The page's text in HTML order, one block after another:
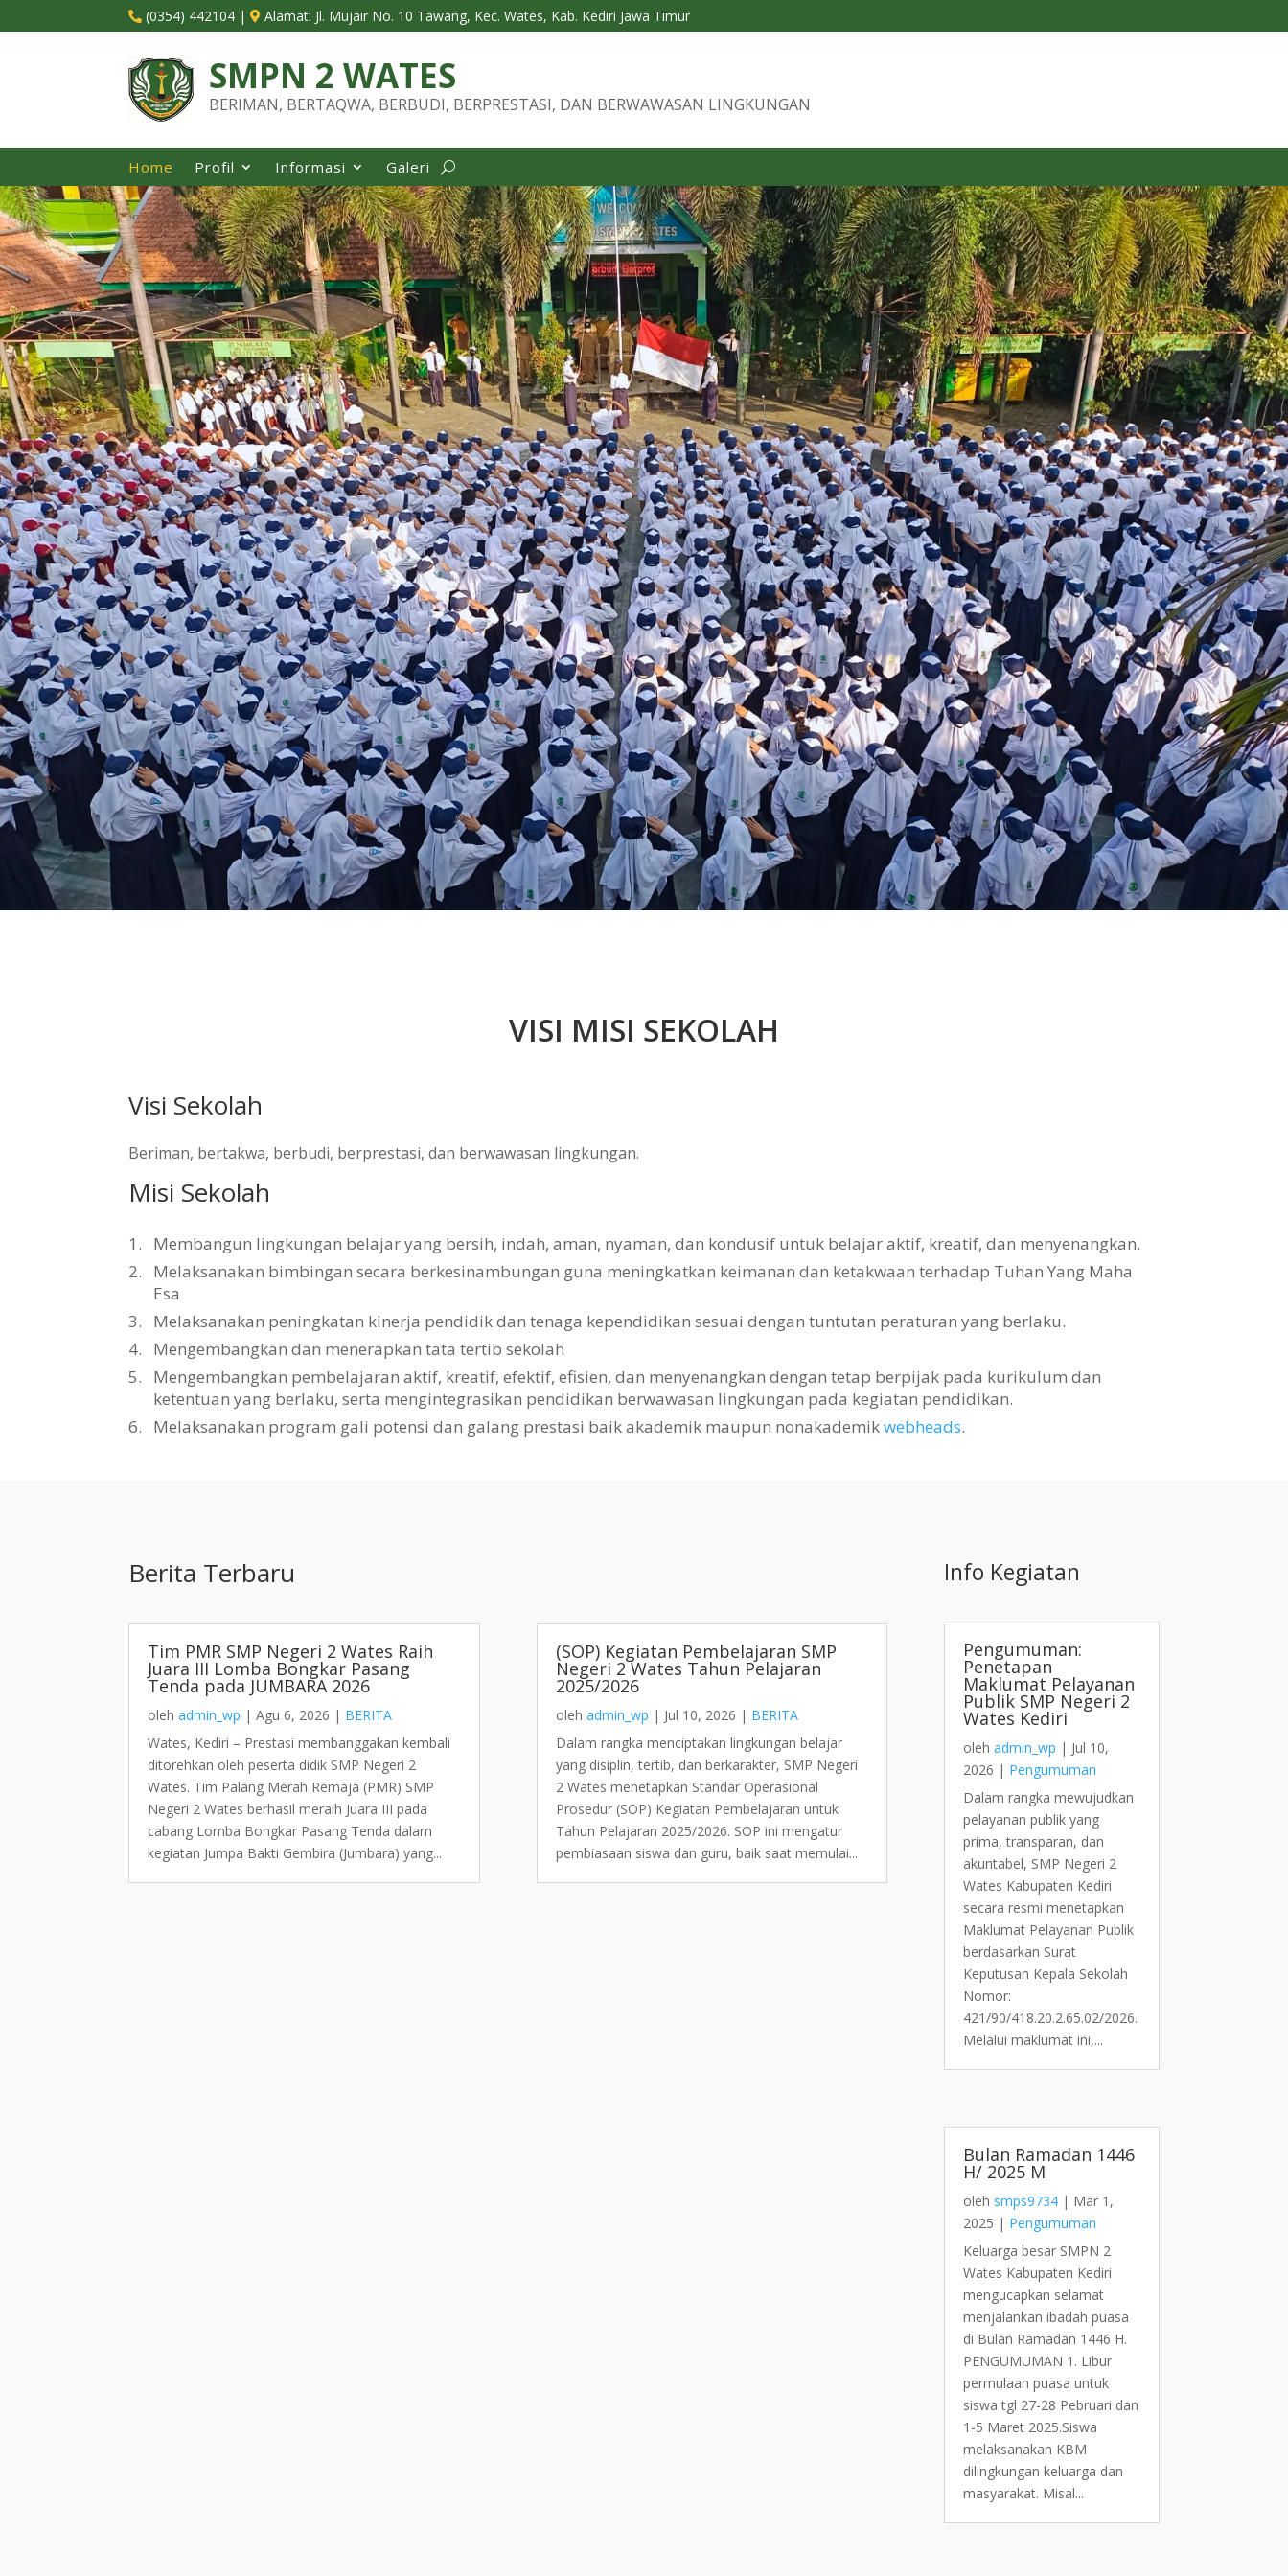
 (0354) 442104 | Alamat: Jl. Mujair No. 10 Tawang, Kec. Wates, Kab. Kediri Jawa Timur
SMPN 2 WATES
BERIMAN, BERTAQWA, BERBUDI, BERPRESTASI, DAN BERWAWASAN LINGKUNGAN
Home Profil Informasi Galeri
VISI MISI SEKOLAH
Visi Sekolah
Beriman, bertakwa, berbudi, berprestasi, dan berwawasan lingkungan.
Misi Sekolah
1.
Membangun lingkungan belajar yang bersih, indah, aman, nyaman, dan kondusif untuk belajar aktif, kreatif, dan menyenangkan.
2.
Melaksanakan bimbingan secara berkesinambungan guna meningkatkan keimanan dan ketakwaan terhadap Tuhan Yang Maha
Esa
3.
Melaksanakan peningkatan kinerja pendidik dan tenaga kependidikan sesuai dengan tuntutan peraturan yang berlaku.
4.
Mengembangkan dan menerapkan tata tertib sekolah
5.
Mengembangkan pembelajaran aktif, kreatif, efektif, efisien, dan menyenangkan dengan tetap berpijak pada kurikulum dan
ketentuan yang berlaku, serta mengintegrasikan pendidikan berwawasan lingkungan pada kegiatan pendidikan.
6.
Melaksanakan program gali potensi dan galang prestasi baik akademik maupun nonakademikwebheads.
Berita Terbaru
Tim PMR SMP Negeri 2 Wates Raih
Juara III Lomba Bongkar Pasang
Tenda pada JUMBARA 2026
olehadmin_wp |Agu 6, 2026 | BERITA
Wates, Kediri – Prestasi membanggakan kembali
ditorehkan oleh peserta didik SMP Negeri 2
Wates. Tim Palang Merah Remaja (PMR) SMP
Negeri 2 Wates berhasil meraih Juara III pada
cabang Lomba Bongkar Pasang Tenda dalam
kegiatan Jumpa Bakti Gembira (Jumbara) yang...
(SOP) Kegiatan Pembelajaran SMP
Negeri 2 Wates Tahun Pelajaran
2025/2026
oleh admin_wp | Jul 10, 2026 | BERITA
Dalam rangka menciptakan lingkungan belajar
yang disiplin, tertib, dan berkarakter, SMP Negeri
2 Wates menetapkan Standar Operasional
Prosedur (SOP) Kegiatan Pembelajaran untuk
Tahun Pelajaran 2025/2026. SOP ini mengatur
pembiasaan siswa dan guru, baik saat memulai...
Info Kegiatan
Pengumuman:
Penetapan
Maklumat Pelayanan
Publik SMP Negeri 2
Wates Kediri
olehadmin_wp | Jul 10,
2026 | Pengumuman
Dalam rangka mewujudkan
pelayanan publik yang
prima, transparan, dan
akuntabel, SMP Negeri 2
Wates Kabupaten Kediri
secara resmi menetapkan
Maklumat Pelayanan Publik
berdasarkan Surat
Keputusan Kepala Sekolah
Nomor:
421/90/418.20.2.65.02/2026.
Melalui maklumat ini,...
Bulan Ramadan 1446
H/ 2025 M
oleh smps9734 | Mar 1,
2025 | Pengumuman
Keluarga besar SMPN 2
Wates Kabupaten Kediri
mengucapkan selamat
menjalankan ibadah puasa
di Bulan Ramadan 1446 H.
PENGUMUMAN 1. Libur
permulaan puasa untuk
siswa tgl 27-28 Pebruari dan
1-5 Maret 2025.Siswa
melaksanakan KBM
dilingkungan keluarga dan
masyarakat. Misal...